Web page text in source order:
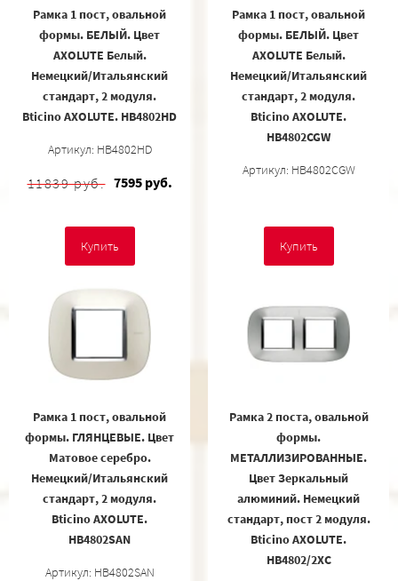
Рамка 1 пост, овальной
формы. БЕЛЫЙ. Цвет
AXOLUTE Белый.
Немецкий/Итальянский
стандарт, 2 модуля.
Bticino AXOLUTE. HB4802HD
Артикул: HB4802HD
11839 руб. 7595 руб.
Купить
Рамка 1 пост, овальной
формы. БЕЛЫЙ. Цвет
AXOLUTE Белый.
Немецкий/Итальянский
стандарт, 2 модуля.
Bticino AXOLUTE.
HB4802CGW
Артикул: HB4802CGW
Купить
Рамка 1 пост, овальной
формы. ГЛЯНЦЕВЫЕ. Цвет
Матовое серебро.
Немецкий/Итальянский
стандарт, 2 модуля.
Bticino AXOLUTE.
HB4802SAN
Артикул: HB4802SAN
Рамка 2 поста, овальной
формы.
МЕТАЛЛИЗИРОВАННЫЕ.
Цвет Зеркальный
алюминий. Немецкий
стандарт, пост 2 модуля.
Bticino AXOLUTE.
HB4802/2XC